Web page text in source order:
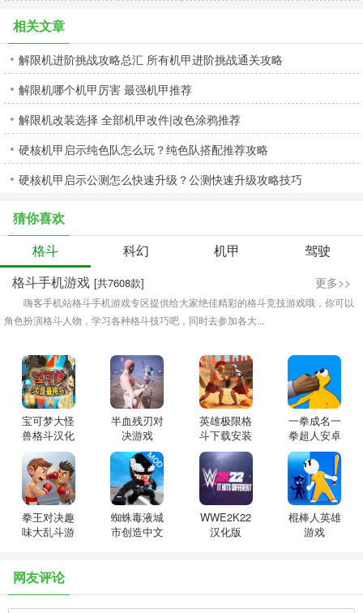
相关文章
解限机进阶挑战攻略总汇 所有机甲进阶挑战通关攻略
解限机哪个机甲厉害 最强机甲推荐
解限机改装选择 全部机甲改件|改色涂鸦推荐
硬核机甲启示纯色队怎么玩？纯色队搭配推荐攻略
硬核机甲启示公测怎么快速升级？公测快速升级攻略技巧
猜你喜欢
格斗
科幻 机甲
驾驶
格斗手机游戏 [共7608款] 更多>>
嗨客手机站格斗手机游戏专区提供给大家绝佳精彩的格斗竞技游戏哦，你可以
角色扮演格斗人物，学习各种格斗技巧吧，同时去参加各大...
宝可梦大怪
兽格斗汉化
版
半血残刃对
决游戏
英雄极限格
斗下载安装
一拳成名一
拳超人安卓
版
拳王对决趣
味大乱斗游
蜘蛛毒液城
市创造中文
WWE2K22
汉化版
棍棒人英雄
游戏
网友评论